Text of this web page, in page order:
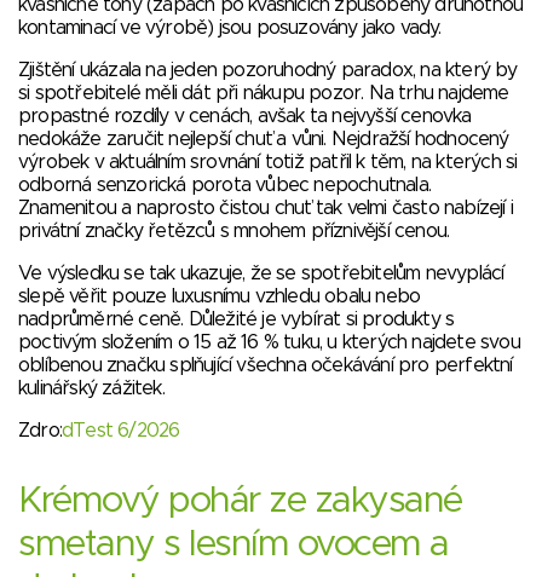
kvasničné tóny (zápach po kvasnicích způsobený druhotnou
kontaminací ve výrobě) jsou posuzovány jako vady.
Zjištění ukázala na jeden pozoruhodný paradox, na který by
si spotřebitelé měli dát při nákupu pozor. Na trhu najdeme
propastné rozdíly v cenách, avšak ta nejvyšší cenovka
nedokáže zaručit nejlepší chuť a vůni. Nejdražší hodnocený
výrobek v aktuálním srovnání totiž patřil k těm, na kterých si
odborná senzorická porota vůbec nepochutnala.
Znamenitou a naprosto čistou chuť tak velmi často nabízejí i
privátní značky řetězců s mnohem příznivější cenou.
Ve výsledku se tak ukazuje, že se spotřebitelům nevyplácí
slepě věřit pouze luxusnímu vzhledu obalu nebo
nadprůměrné ceně. Důležité je vybírat si produkty s
poctivým složením o 15 až 16 % tuku, u kterých najdete svou
oblíbenou značku splňující všechna očekávání pro perfektní
kulinářský zážitek.
Zdro:dTest 6/2026
Krémový pohár ze zakysané
smetany s lesním ovocem a